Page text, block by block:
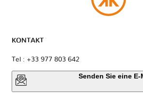
KONTAKT
Tel : +33 977 803 642
Senden Sie eine E-